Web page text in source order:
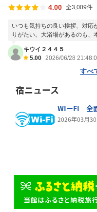
4.00 全3,009件
いつも気持ちの良い挨拶、対応
りがたい。大浴場があるのも、
キウイ２４４５
5.00 2026/06/28
すべ
宿ニュース
WIーFI 全
2026年03月30